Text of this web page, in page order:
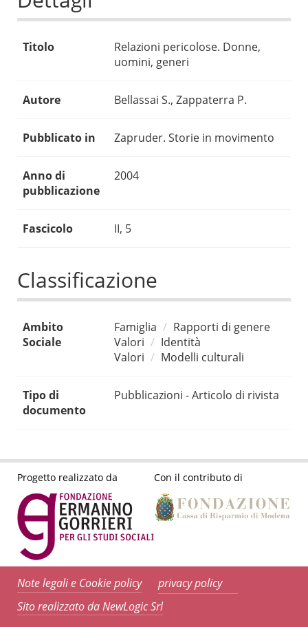
Titolo
Relazioni pericolose. Donne,
uomini, generi
Autore Bellassai S., Zappaterra P.
Pubblicato in Zapruder. Storie in movimento
Anno di
pubblicazione
2004
Fascicolo II, 5
Classificazione
Ambito
Sociale
Famiglia
Rapporti di genere
Valori
Identità
Valori
Modelli culturali
Tipo di
documento
Pubblicazioni - Articolo di rivista
Progetto realizzato da Con il contributo di
Note legali e Cookie policy
privacy policy
Sito realizzato da NewLogic Srl